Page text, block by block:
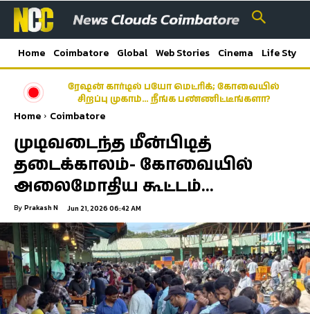
Home Coimbatore Global Web Stories Cinema Life Style
ரேஷன் கார்டில் பயோ மெட்ரிக்; கோவையில்
சிறப்பு முகாம்… நீங்க பண்ணிட்டீங்களா?
Home Coimbatore
முடிவடைந்த மீன்பிடித்
தடைக்காலம்- கோவையில்
அலைமோதிய கூட்டம்…
By Prakash N Jun 21, 2026 06:42 AM